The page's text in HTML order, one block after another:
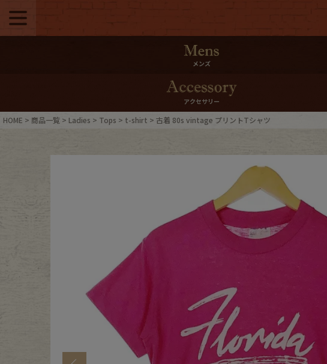
500pt＆10％Offクーポンプレゼント
ログイン・会員登録 LINE ID連携
International Shipping
店舗紹介
スタッフコーディネート
年代から探す 古着卸DOCK
メンズ商品カテゴリーから探す
メンズ
アクセサリー
HOME 商品一覧 Ladies Tops t-shirt 古着 80s vintage プリントTシャツ